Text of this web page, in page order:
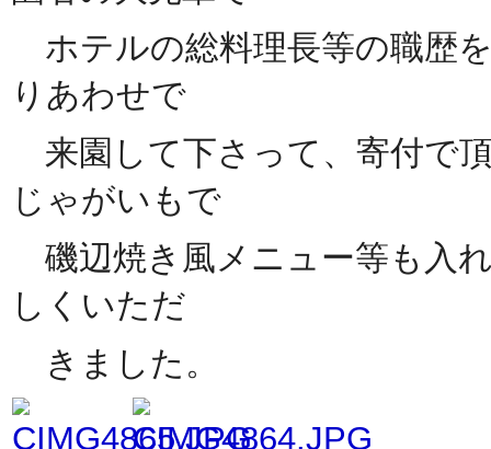
ホテルの総料理長等の職歴
りあわせで
来園して下さって、寄付で
じゃがいもで
磯辺焼き風メニュー等も入
しくいただ
きました。